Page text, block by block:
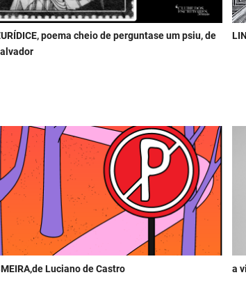
poema cheio de perguntase um psiu, de
Luciano de Castro a